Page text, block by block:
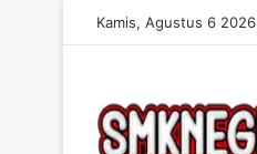
Kamis, Agustus 6 2026